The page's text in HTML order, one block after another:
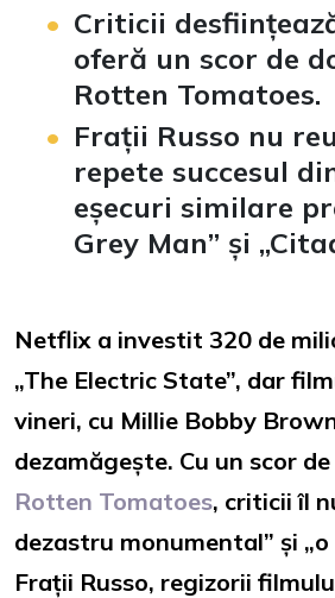
Criticii
oferă un scor de
Rotten Tomatoes.
Frații Russo nu
repete succesul
eșecuri similare
Grey Man” și
Netflix a investit 320 de
„The Electric State”, dar
vineri, cu Millie Bobby
dezamăgește. Cu un scor
Rotten Tomatoes, criticii îl
dezastru monumental” și „o
Frații Russo, regizorii